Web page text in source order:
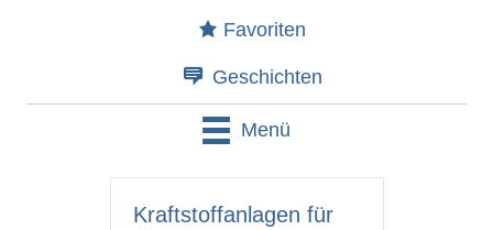
Favoriten
Geschichten
Menü
Kraftstoffanlagen für